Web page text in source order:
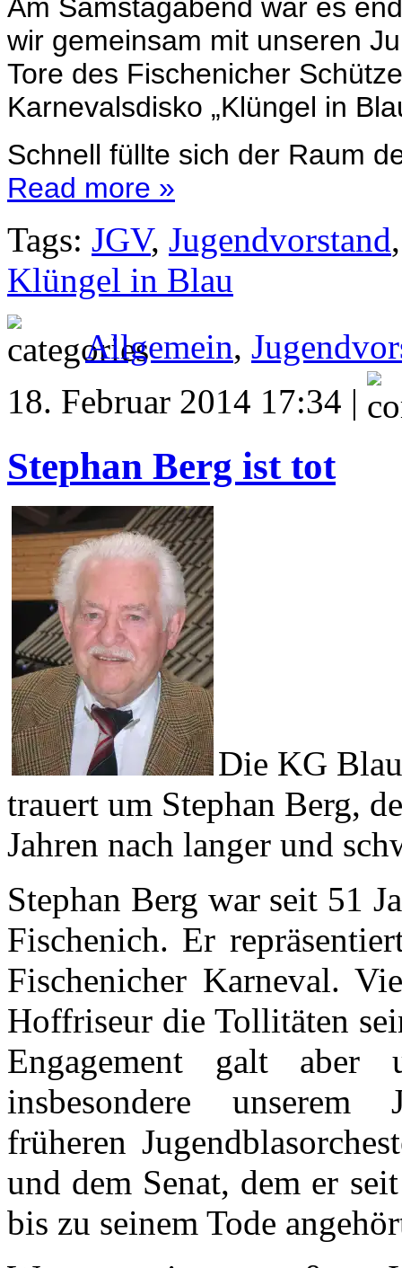
Am Samstagabend war es
wir gemeinsam mit unseren
Tore des Fischenicher
Karnevalsdisko „Klüngel in
Schnell füllte sich der Raum
Read more »
Tags: JGV, Jugendvorstand
Klüngel in Blau
Allgemein,
18. Februar 2014 17:34 |
Stephan Berg ist tot
Die KG
trauert um Stephan Berg,
Jahren nach langer und
Stephan Berg war seit 51
Fischenich. Er
Fischenicher Karneval.
Hoffriseur die Tollitäten
Engagement galt aber
insbesondere unserem
früheren
und dem Senat, dem er
bis zu seinem Tode